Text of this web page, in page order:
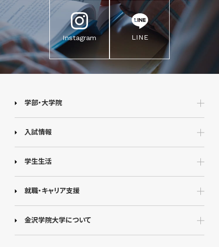
Instagram LINE
学部・大学院
入試情報
学生生活
就職・キャリア支援
金沢学院大学について